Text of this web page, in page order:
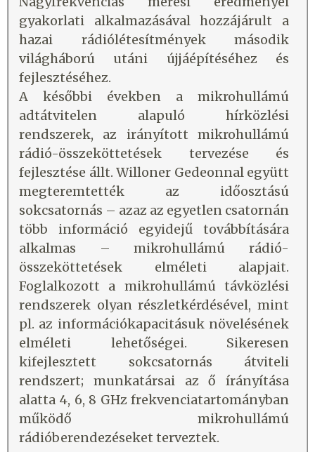
gyakorlati alkalmazásával hozzájárult a
hazai rádiólétesítmények második
világháború utáni újjáépítéséhez és
fejlesztéséhez.
A későbbi években a mikrohullámú
adtátvitelen alapuló hírközlési
rendszerek, az irányított mikrohullámú
rádió-összeköttetések tervezése és
fejlesztése állt. Willoner Gedeonnal együtt
megteremtették az időosztású
sokcsatornás – azaz az egyetlen csatornán
több információ egyidejű továbbítására
alkalmas – mikrohullámú rádió-
összeköttetések elméleti alapjait.
Foglalkozott a mikrohullámú távközlési
rendszerek olyan részletkérdésével, mint
pl. az információkapacitásuk növelésének
elméleti lehetőségei. Sikeresen
kifejlesztett sokcsatornás átviteli
rendszert; munkatársai az ő írányítása
alatta 4, 6, 8 GHz frekvenciatartományban
működő mikrohullámú
rádióberendezéseket terveztek.